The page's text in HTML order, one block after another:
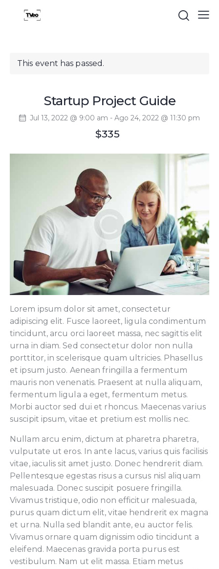
This event has passed.
Startup Project Guide
Jul 13, 2022 @ 9:00 am - Ago 24, 2022 @ 11:30 pm
$335
Lorem ipsum dolor sit amet, consectetur
adipiscing elit. Fusce laoreet, ligula condimentum
tincidunt, arcu orci laoreet massa, nec sagittis elit
urna in diam. Sed consectetur dolor non nulla
porttitor, in scelerisque quam ultricies. Phasellus
et ipsum justo. Aenean fringilla a fermentum
mauris non venenatis. Praesent at nulla aliquam,
fermentum ligula a eget, fermentum metus.
Morbi auctor sed dui et rhoncus. Maecenas varius
suscipit ipsum, vitae et pretium est mollis nec.
Nullam arcu enim, dictum at pharetra pharetra,
vulputate ut eros. In ante lacus, varius quis facilisis
vitae, iaculis sit amet justo. Donec hendrerit diam.
Pellentesque egestas risus a cursus nisl aliquam
malesuada. Donec suscipit posuere fringilla.
Vivamus tristique, odio non efficitur malesuada,
purus quam dictum elit, vitae hendrerit ex magna
et urna. Nulla sed blandit ante, eu auctor felis.
Vivamus ornare quam dignissim odio tincidunt a
eleifend. Maecenas gravida porta purus est
vestibulum. Nam ut elit massa. Etiam metus